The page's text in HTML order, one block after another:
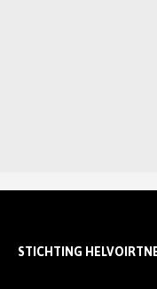
STICHTING